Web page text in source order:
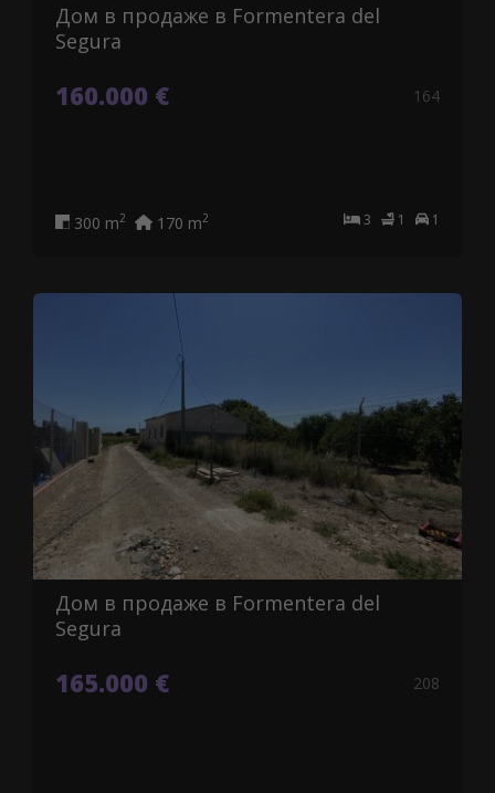
Дом в продаже в Formentera del
Segura
160.000 € 164
3 1 1
300 m2 170 m2
Дом в продаже в Formentera del
Segura
165.000 € 208